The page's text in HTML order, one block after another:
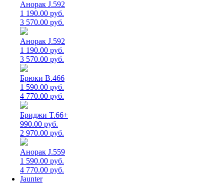
Анорак J.592
1 190.00 руб.
3 570.00 руб.
Анорак J.592
1 190.00 руб.
3 570.00 руб.
Брюки B.466
1 590.00 руб.
4 770.00 руб.
Бриджи T.66+
990.00 руб.
2 970.00 руб.
Анорак J.559
1 590.00 руб.
4 770.00 руб.
Jaunter